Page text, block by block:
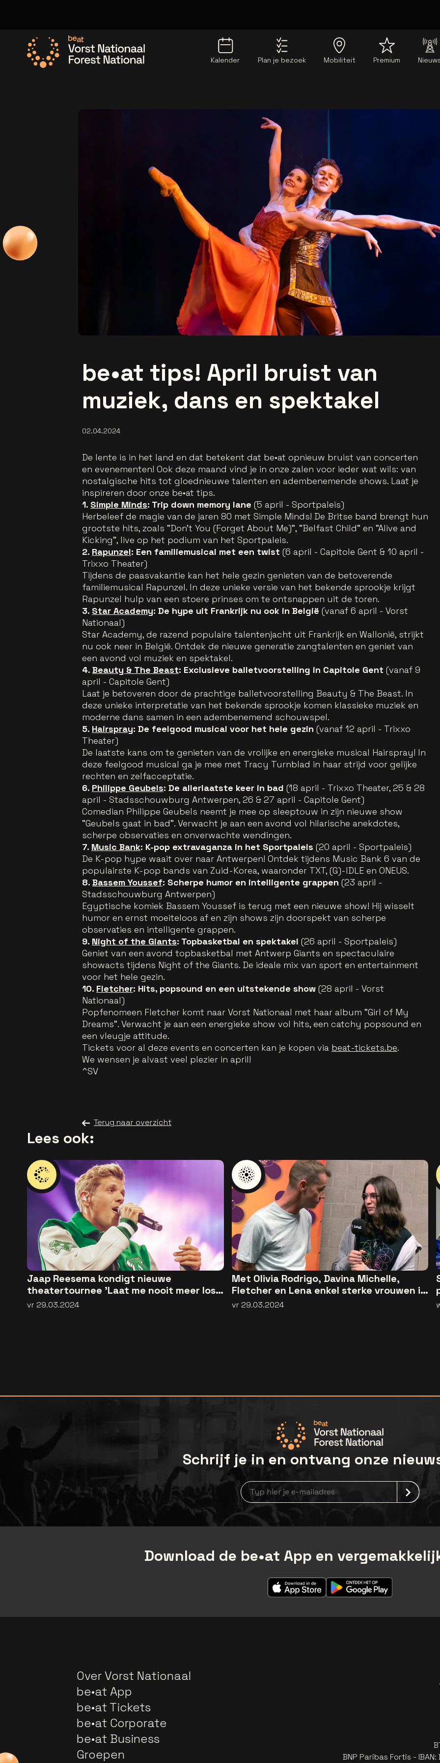
Kalender Plan je bezoek Mobiliteit Premium
be•at tips! April bruist van
muziek, dans en spektakel
02.04.2024
De lente is in het land en dat betekent dat be•at opnieuw bruist van concerten
en evenementen! Ook deze maand vind je in onze zalen voor ieder wat wils: van
nostalgische hits tot gloednieuwe talenten en adembenemende shows. Laat je
inspireren door onze be•at tips.
1. Simple Minds: Trip down memory lane (5 april - Sportpaleis)
Herbeleef de magie van de jaren 80 met Simple Minds! De Britse band brengt hun
grootste hits, zoals "Don't You (Forget About Me)", "Belfast Child" en "Alive and
Kicking", live op het podium van het Sportpaleis.
2. Rapunzel: Een familiemusical met een twist (6 april - Capitole Gent & 10 april -
Trixxo Theater)
Tijdens de paasvakantie kan het hele gezin genieten van de betoverende
familiemusical Rapunzel. In deze unieke versie van het bekende sprookje krijgt
Rapunzel hulp van een stoere prinses om te ontsnappen uit de toren.
3. Star Academy: De hype uit Frankrijk nu ook in België (vanaf 6 april - Vorst
Nationaal)
Star Academy, de razend populaire talentenjacht uit Frankrijk en Wallonië, strijkt
nu ook neer in België. Ontdek de nieuwe generatie zangtalenten en geniet van
een avond vol muziek en spektakel.
4. Beauty & The Beast: Exclusieve balletvoorstelling in Capitole Gent (vanaf 9
april - Capitole Gent)
Laat je betoveren door de prachtige balletvoorstelling Beauty & The Beast. In
deze unieke interpretatie van het bekende sprookje komen klassieke muziek en
moderne dans samen in een adembenemend schouwspel.
5. Hairspray: De feelgood musical voor het hele gezin (vanaf 12 april - Trixxo
Theater)
De laatste kans om te genieten van de vrolijke en energieke musical Hairspray! In
deze feelgood musical ga je mee met Tracy Turnblad in haar strijd voor gelijke
rechten en zelfacceptatie.
6. Philippe Geubels: De allerlaatste keer in bad (18 april - Trixxo Theater, 25 & 28
april - Stadsschouwburg Antwerpen, 26 & 27 april - Capitole Gent)
Comedian Philippe Geubels neemt je mee op sleeptouw in zijn nieuwe show
"Geubels gaat in bad". Verwacht je aan een avond vol hilarische anekdotes,
scherpe observaties en onverwachte wendingen.
7. Music Bank: K-pop extravaganza in het Sportpaleis (20 april - Sportpaleis)
De K-pop hype waait over naar Antwerpen! Ontdek tijdens Music Bank 6 van de
populairste K-pop bands van Zuid-Korea, waaronder TXT, (G)-IDLE en ONEUS.
8. Bassem Youssef: Scherpe humor en intelligente grappen (23 april -
Stadsschouwburg Antwerpen)
Egyptische komiek Bassem Youssef is terug met een nieuwe show! Hij wisselt
humor en ernst moeiteloos af en zijn shows zijn doorspekt van scherpe
observaties en intelligente grappen.
9. Night of the Giants: Topbasketbal en spektakel (26 april - Sportpaleis)
Geniet van een avond topbasketbal met Antwerp Giants en spectaculaire
showacts tijdens Night of the Giants. De ideale mix van sport en entertainment
voor het hele gezin.
10. Fletcher: Hits, popsound en een uitstekende show (28 april - Vorst
Nationaal)
Popfenomeen Fletcher komt naar Vorst Nationaal met haar album "Girl of My
Dreams". Verwacht je aan een energieke show vol hits, een catchy popsound en
een vleugje attitude.
Tickets voor al deze events en concerten kan je kopen via beat-tickets.be.
We wensen je alvast veel plezier in april!
^SV
Terug naar overzicht
Lees ook:
Jaap Reesema kondigt nieuwe
theatertournee 'Laat me nooit meer los'
aan
vr 29.03.2024
Met Olivia Rodrigo, Davina Michelle,
Fletcher en Lena enkel sterke vrouwen in
het popnieuws
vr 29.03.2024
Schrijf je in en ontvang onze
Nieuwsbrief aanmelding
Download de be•at App en
Over Vorst Nationaal
be•at App
be•at Tickets
be•at Corporate
be•at Business
Groepen
BNP Paribas Fortis -